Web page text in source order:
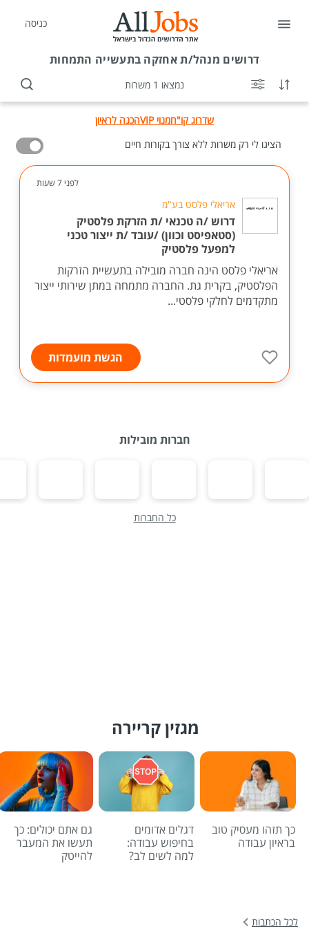
כניסה
דרושים מנהל/ת אחזקה בתעשייה התמחות
נמצאו 1 משרות
שדרוג קו"חמנוי VIP
הכנה לראיון
הציגו לי רק משרות ללא צורך בקורות חיים
לפני 7 שעות
אריאלי פלסט בע"מ
דרוש /ה טכנאי /ת הזרקת פלסטיק
(סטאפיסט וכוון) /עובד /ת ייצור טכני
למפעל פלסטיק
אריאלי פלסט הינה חברה מובילה בתעשיית הזרקות
הפלסטיק, בקרית גת. החברה מתמחה במתן שירותי ייצור
מתקדמים לחלקי פלסטי...
הגשת מועמדות
חברות מובילות
כל החברות
מגזין קריירה
כך תזהו מעסיק טוב
בראיון עבודה
דגלים אדומים
בחיפוש עבודה:
למה לשים לב?
גם אתם יכולים: כך
תעשו את המעבר
להייטק
לכל הכתבות